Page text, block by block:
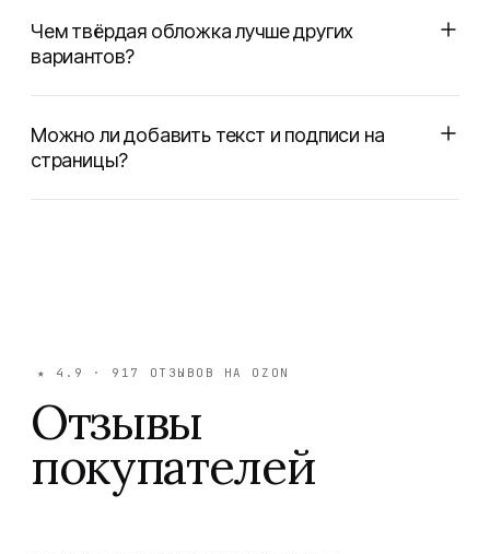
Чем твёрдая обложка лучше других
вариантов?
Можно ли добавить текст и подписи на
страницы?
★ 4.9 · 917 ОТЗЫВОВ НА OZON
Отзывы
покупателей